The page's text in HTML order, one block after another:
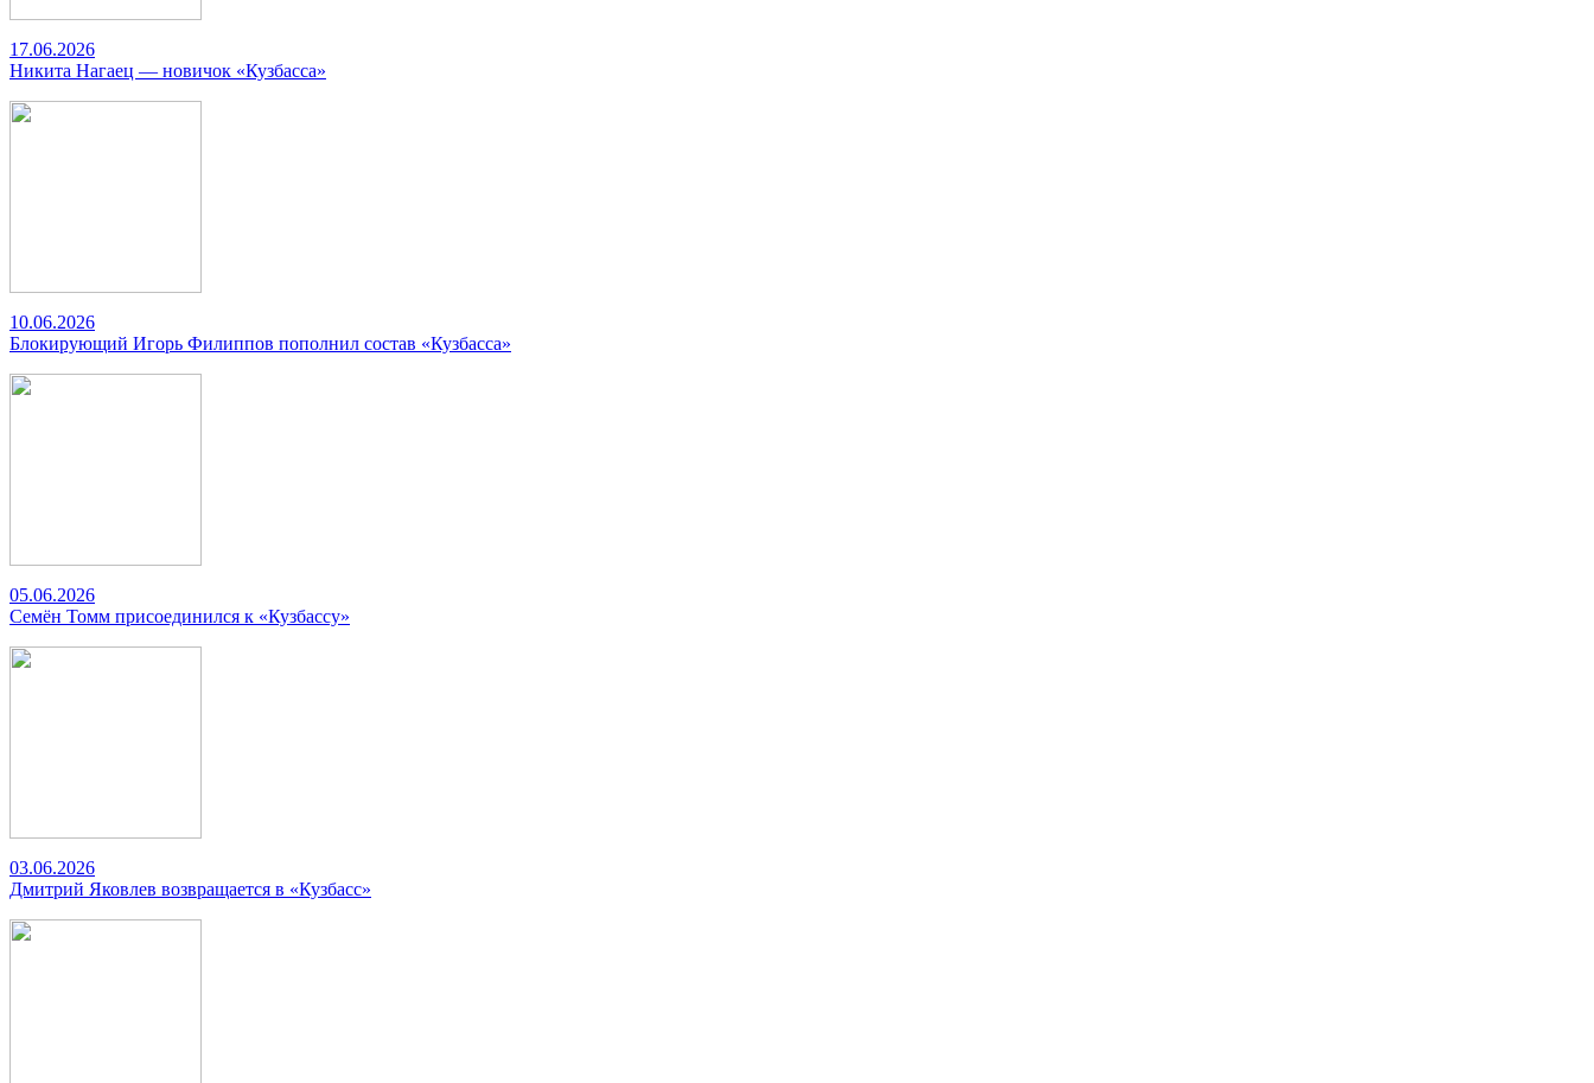
17.06.2026
Никита Нагаец — новичок «Кузбасса»
10.06.2026
Блокирующий Игорь Филиппов пополнил состав «Кузбасса»
05.06.2026
Семён Томм присоединился к «Кузбассу»
03.06.2026
Дмитрий Яковлев возвращается в «Кузбасс»